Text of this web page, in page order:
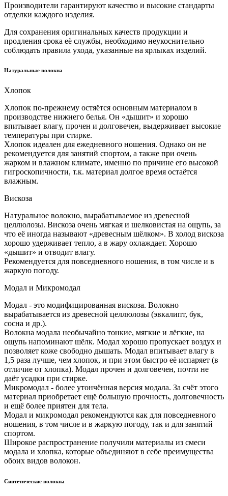
Производители гарантируют качество и высокие стандарты
отделки каждого изделия.
Для сохранения оригинальных качеств продукции и
продления срока её службы, необходимо неукоснительно
соблюдать правила ухода, указанные на ярлыках изделий.
Натуральные волокна
Хлопок
Хлопок по-прежнему остяётся основным материалом в
производстве нижнего белья. Он «дышит» и хорошо
впитывает влагу, прочен и долговечен, выдерживает высокие
температуры при стирке.
Хлопок идеален для ежедневного ношения. Однако он не
рекомендуется для занятий спортом, а также при очень
жарком и влажном климате, именно по причине его высокой
гигроскопичности, т.к. материал долгое время остаётся
влажным.
Вискоза
Натуральное волокно, вырабатываемое из древесной
целлюлозы. Вискоза очень мягкая и шелковистая на ощупь, за
что её иногда называют «древесным шёлком». В холод вискоза
хорошо удерживает тепло, а в жару охлаждает. Хорошо
«дышит» и отводит влагу.
Рекомендуется для повседневного ношения, в том числе и в
жаркую погоду.
Модал и Микромодал
Модал - это модифицированная вискоза. Волокно
вырабатывается из древесной целлюлозы (эвкалипт, бук,
сосна и др.).
Волокна модала необычайно тонкие, мягкие и лёгкие, на
ощупь напоминают шёлк. Модал хорошо пропускает воздух и
позволяет коже свободно дышать. Модал впитывает влагу в
1,5 раза лучше, чем хлопок, и при этом быстро её испаряет (в
отличие от хлопка). Модал прочен и долговечен, почти не
даёт усадки при стирке.
Микромодал - более утончённая версия модала. За счёт этого
материал приобретает ещё большую прочность, долговечность
и ещё более приятен для тела.
Модал и микромодал рекомендуются как для повседневного
ношения, в том числе и в жаркую погоду, так и для занятий
спортом.
Широкое распространение получили материалы из смеси
модала и хлопка, которые объединяют в себе преимущества
обоих видов волокон.
Синтетические волокна